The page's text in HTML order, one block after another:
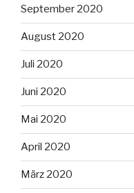
September 2020
August 2020
Juli 2020
Juni 2020
Mai 2020
April 2020
März 2020